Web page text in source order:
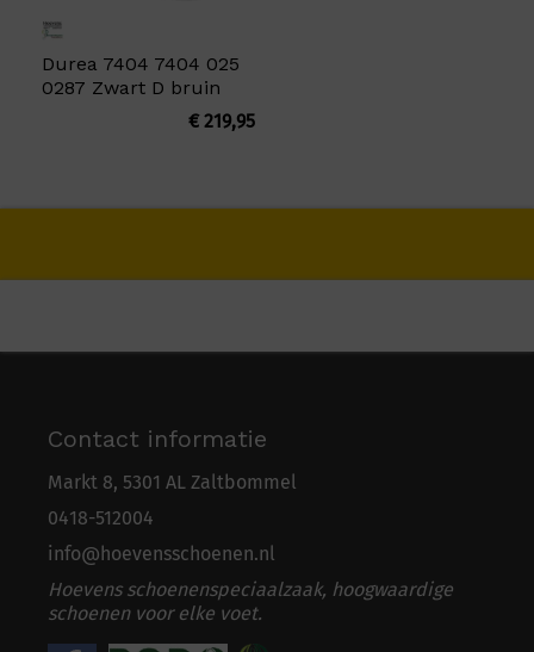
Durea 7404 7404 025
0287 Zwart D bruin
€219,95
Contact informatie
Markt 8, 5301 AL Zaltbommel
0418-512004
info@hoevensschoenen.nl
Hoevens schoenenspeciaalzaak, hoogwaardige
schoenen voor elke voet.